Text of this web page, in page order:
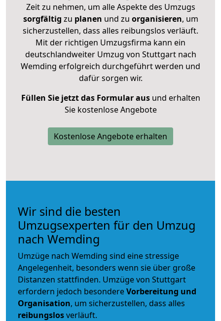
Zeit zu nehmen, um alle Aspekte des Umzugs
sorgfältig zu planen und zu organisieren, um
sicherzustellen, dass alles reibungslos verläuft.
Mit der richtigen Umzugsfirma kann ein
deutschlandweiter Umzug von Stuttgart nach
Wemding erfolgreich durchgeführt werden und
dafür sorgen wir.
Füllen Sie jetzt das Formular ausund erhalten
Sie kostenlose Angebote
Kostenlose Angebote erhalten
Wir sind die besten
Umzugsexperten für den Umzug
nach Wemding
Umzüge nach Wemding sind eine stressige
Angelegenheit, besonders wenn sie über große
Distanzen stattfinden. Umzüge von Stuttgart
erfordern jedoch besondereVorbereitung und
Organisation, um sicherzustellen, dass alles
reibungslosverläuft.